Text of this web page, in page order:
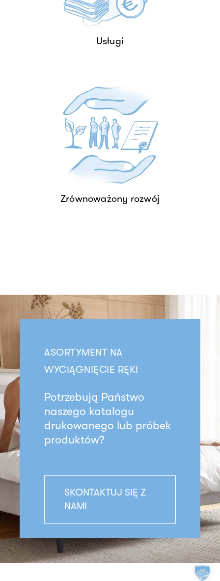
Usługi
USŁUGI
Zrównoważony rozwój
Zrównoważony rozwój jest
głęboko zakorzeniony w naszym
DNA i kształtuje wszystkie nasze
działania.
ZRÓWNOWAŻONY ROZWÓJ
ASORTYMENT NA
WYCIĄGNIĘCIE RĘKI
Potrzebują Państwo
naszego katalogu
drukowanego lub próbek
produktów?
SKONTAKTUJ SIĘ Z
NAMI